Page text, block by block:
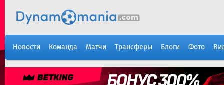
Новости Команда Матчи Трансферы Блоги Фото